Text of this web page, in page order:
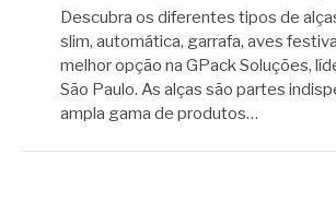
Descubra os diferentes tipos de
slim, automática, garrafa, aves
melhor opção na GPack Soluções,
São Paulo. As alças são partes
ampla gama de produtos…